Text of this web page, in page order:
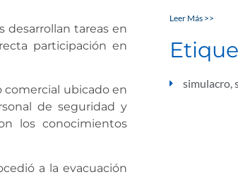
desarrollan tareas en
participación en
comercial ubicado en
de seguridad y
los conocimientos
a la evacuación
Leer Más >>
simulacro,